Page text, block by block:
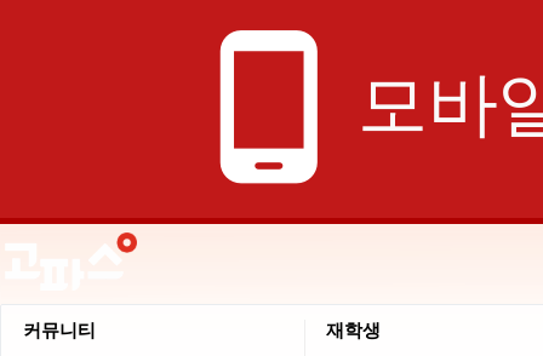
phone_android 모바
커뮤니티 재학생